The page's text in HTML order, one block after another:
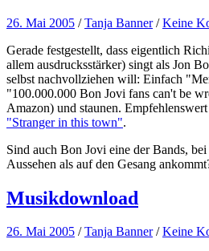
26. Mai 2005 /Tanja Banner /Keine
Gerade festgestellt, dass eigentlich
allem ausdrucksstärker) singt als Jon
selbst nachvollziehen will: Einfach
"100.000.000 Bon Jovi fans can't be
Amazon) und staunen.
"Stranger in this town".
Sind auch Bon Jovi eine der Bands, bei
Aussehen als auf den Gesang
Musikdownload
26. Mai 2005 /Tanja Banner /Keine